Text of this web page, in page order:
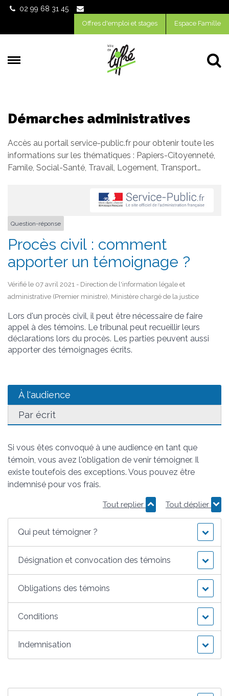
Gestion des traceurs
02 99 68 31 45
Offres d'emploi et stages Espace Famille
Démarches administratives
Accès au portail service-public.fr pour obtenir toute les
informations sur les thématiques : Papiers-Citoyenneté,
Famile, Social-Santé, Travail, Logement, Transport…
Question-réponse
Procès civil : comment
apporter un témoignage ?
Vérifié le 07 avril 2021 - Direction de l'information légale et
administrative (Premier ministre), Ministère chargé de la justice
Lors d'un procès civil, il peut être nécessaire de faire
appel à des témoins. Le tribunal peut recueillir leurs
déclarations lors du procès. Les parties peuvent aussi
apporter des témoignages écrits.
À l'audience
Par écrit
Si vous êtes convoqué à une audience en tant que
témoin, vous avez l'obligation de venir témoigner. Il
existe toutefois des exceptions. Vous pouvez être
indemnisé pour vos frais.
Tout replier Tout déplier
Qui peut témoigner ?
Désignation et convocation des témoins
Obligations des témoins
Conditions
Indemnisation